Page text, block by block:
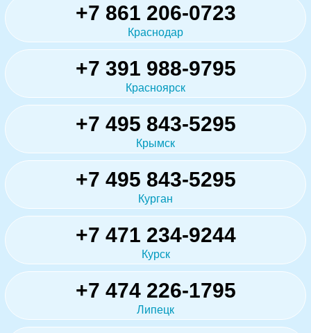
+7 861 206-0723
Краснодар
+7 391 988-9795
Красноярск
+7 495 843-5295
Крымск
+7 495 843-5295
Курган
+7 471 234-9244
Курск
+7 474 226-1795
Липецк